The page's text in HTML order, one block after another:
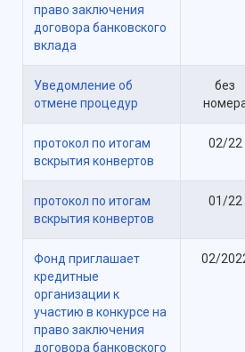
право заключения
договора банковского
вклада
Уведомление об
отмене процедур
без
протокол по итогам
вскрытия конвертов
02/22
протокол по итогам
вскрытия конвертов
01/22
Фонд приглашает
кредитные
организации к
участию в конкурсе на
право заключения
договора банковского
02/